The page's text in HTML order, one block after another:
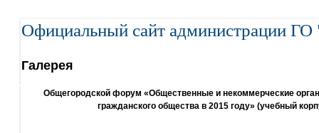
Официальный сайт администрации ГО
Галерея
Общегородской форум «Общественные и некоммерческие
гражданского общества в 2015 году» (учебный